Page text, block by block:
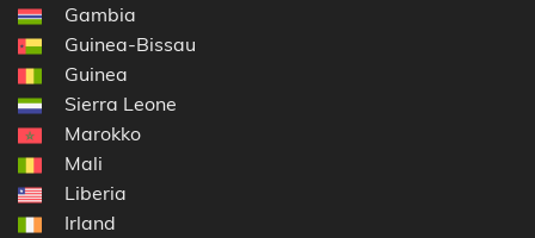
Gambia
Guinea-Bissau
Guinea
Sierra Leone
Marokko
Mali
Liberia
Irland